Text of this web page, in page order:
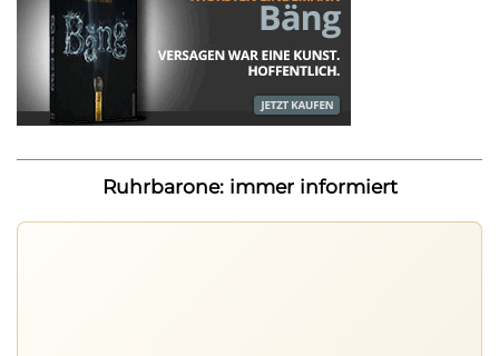
Ruhrbarone: immer informiert